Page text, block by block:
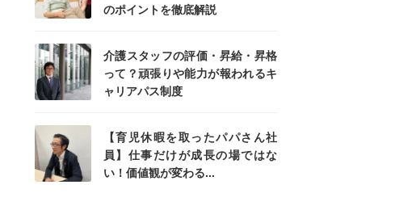
のポイントを徹底解説
介護スタッフの評価・昇給・昇格
って？頑張りや能力が報われるキ
ャリアパス制度
【育児休暇を取ったパパさん社
員】仕事だけが成長の場ではな
い！価値観が変わる...
読む